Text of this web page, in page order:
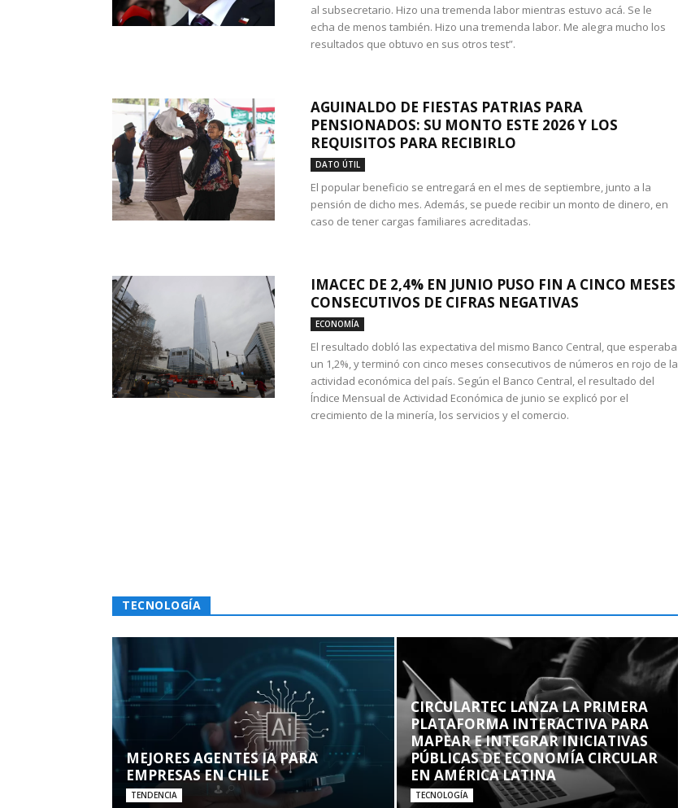
al subsecretario. Hizo una tremenda labor mientras estuvo acá. Se le
echa de menos también. Hizo una tremenda labor. Me alegra mucho los
resultados que obtuvo en sus otros test”.
AGUINALDO DE FIESTAS PATRIAS PARA
PENSIONADOS: SU MONTO ESTE 2026 Y LOS
REQUISITOS PARA RECIBIRLO
DATO ÚTIL
El popular beneficio se entregará en el mes de septiembre, junto a la
pensión de dicho mes. Además, se puede recibir un monto de dinero, en
caso de tener cargas familiares acreditadas.
IMACEC DE 2,4% EN JUNIO PUSO FIN A CINCO MESES
CONSECUTIVOS DE CIFRAS NEGATIVAS
ECONOMÍA
El resultado dobló las expectativa del mismo Banco Central, que esperaba
un 1,2%, y terminó con cinco meses consecutivos de números en rojo de la
actividad económica del país. Según el Banco Central, el resultado del
Índice Mensual de Actividad Económica de junio se explicó por el
crecimiento de la minería, los servicios y el comercio.
TECNOLOGÍA
MEJORES AGENTES IA PARA
EMPRESAS EN CHILE
TENDENCIA
CIRCULARTEC LANZA LA PRIMERA
PLATAFORMA INTERACTIVA PARA
MAPEAR E INTEGRAR INICIATIVAS
PÚBLICAS DE ECONOMÍA CIRCULAR
EN AMÉRICA LATINA
TECNOLOGÍA